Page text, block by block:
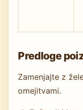
Predloge
Zamenjajte z
omejitvami.